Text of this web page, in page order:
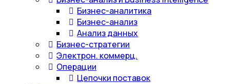
Бизнес-аналитика
Бизнес-анализ
Анализ данных
Бизнес-стратегии
Электрон. коммерц.
Операции
Цепочки поставок